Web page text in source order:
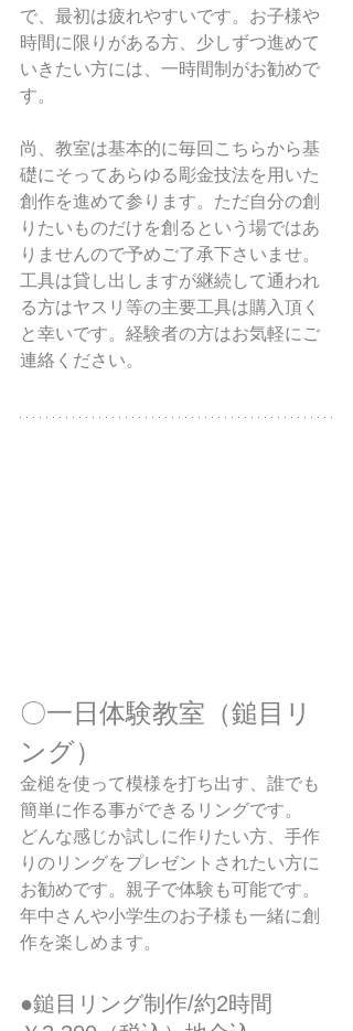
で、最初は疲れやすいです。お子様や
時間に限りがある方、少しずつ進めて
いきたい方には、一時間制がお勧めで
す。
尚、教室は基本的に毎回こちらから基
礎にそってあらゆる彫金技法を用いた
創作を進めて参ります。ただ自分の創
りたいものだけを創るという場ではあ
りませんので予めご了承下さいませ。
工具は貸し出しますが継続して通われ
る方はヤスリ等の主要工具は購入頂く
と幸いです。経験者の方はお気軽にご
連絡ください。
​〇一日体験教室（鎚目リ
ング）
金槌を使って模様を打ち出す、誰でも
簡単に作る事ができるリングです。
どんな感じか試しに作りたい方、手作
りのリングをプレゼントされたい方に
お勧めです。親子で体験も可能です。
年中さんや小学生のお子様も一緒に創
作を楽しめます。
​●鎚目リング制作/約2時間